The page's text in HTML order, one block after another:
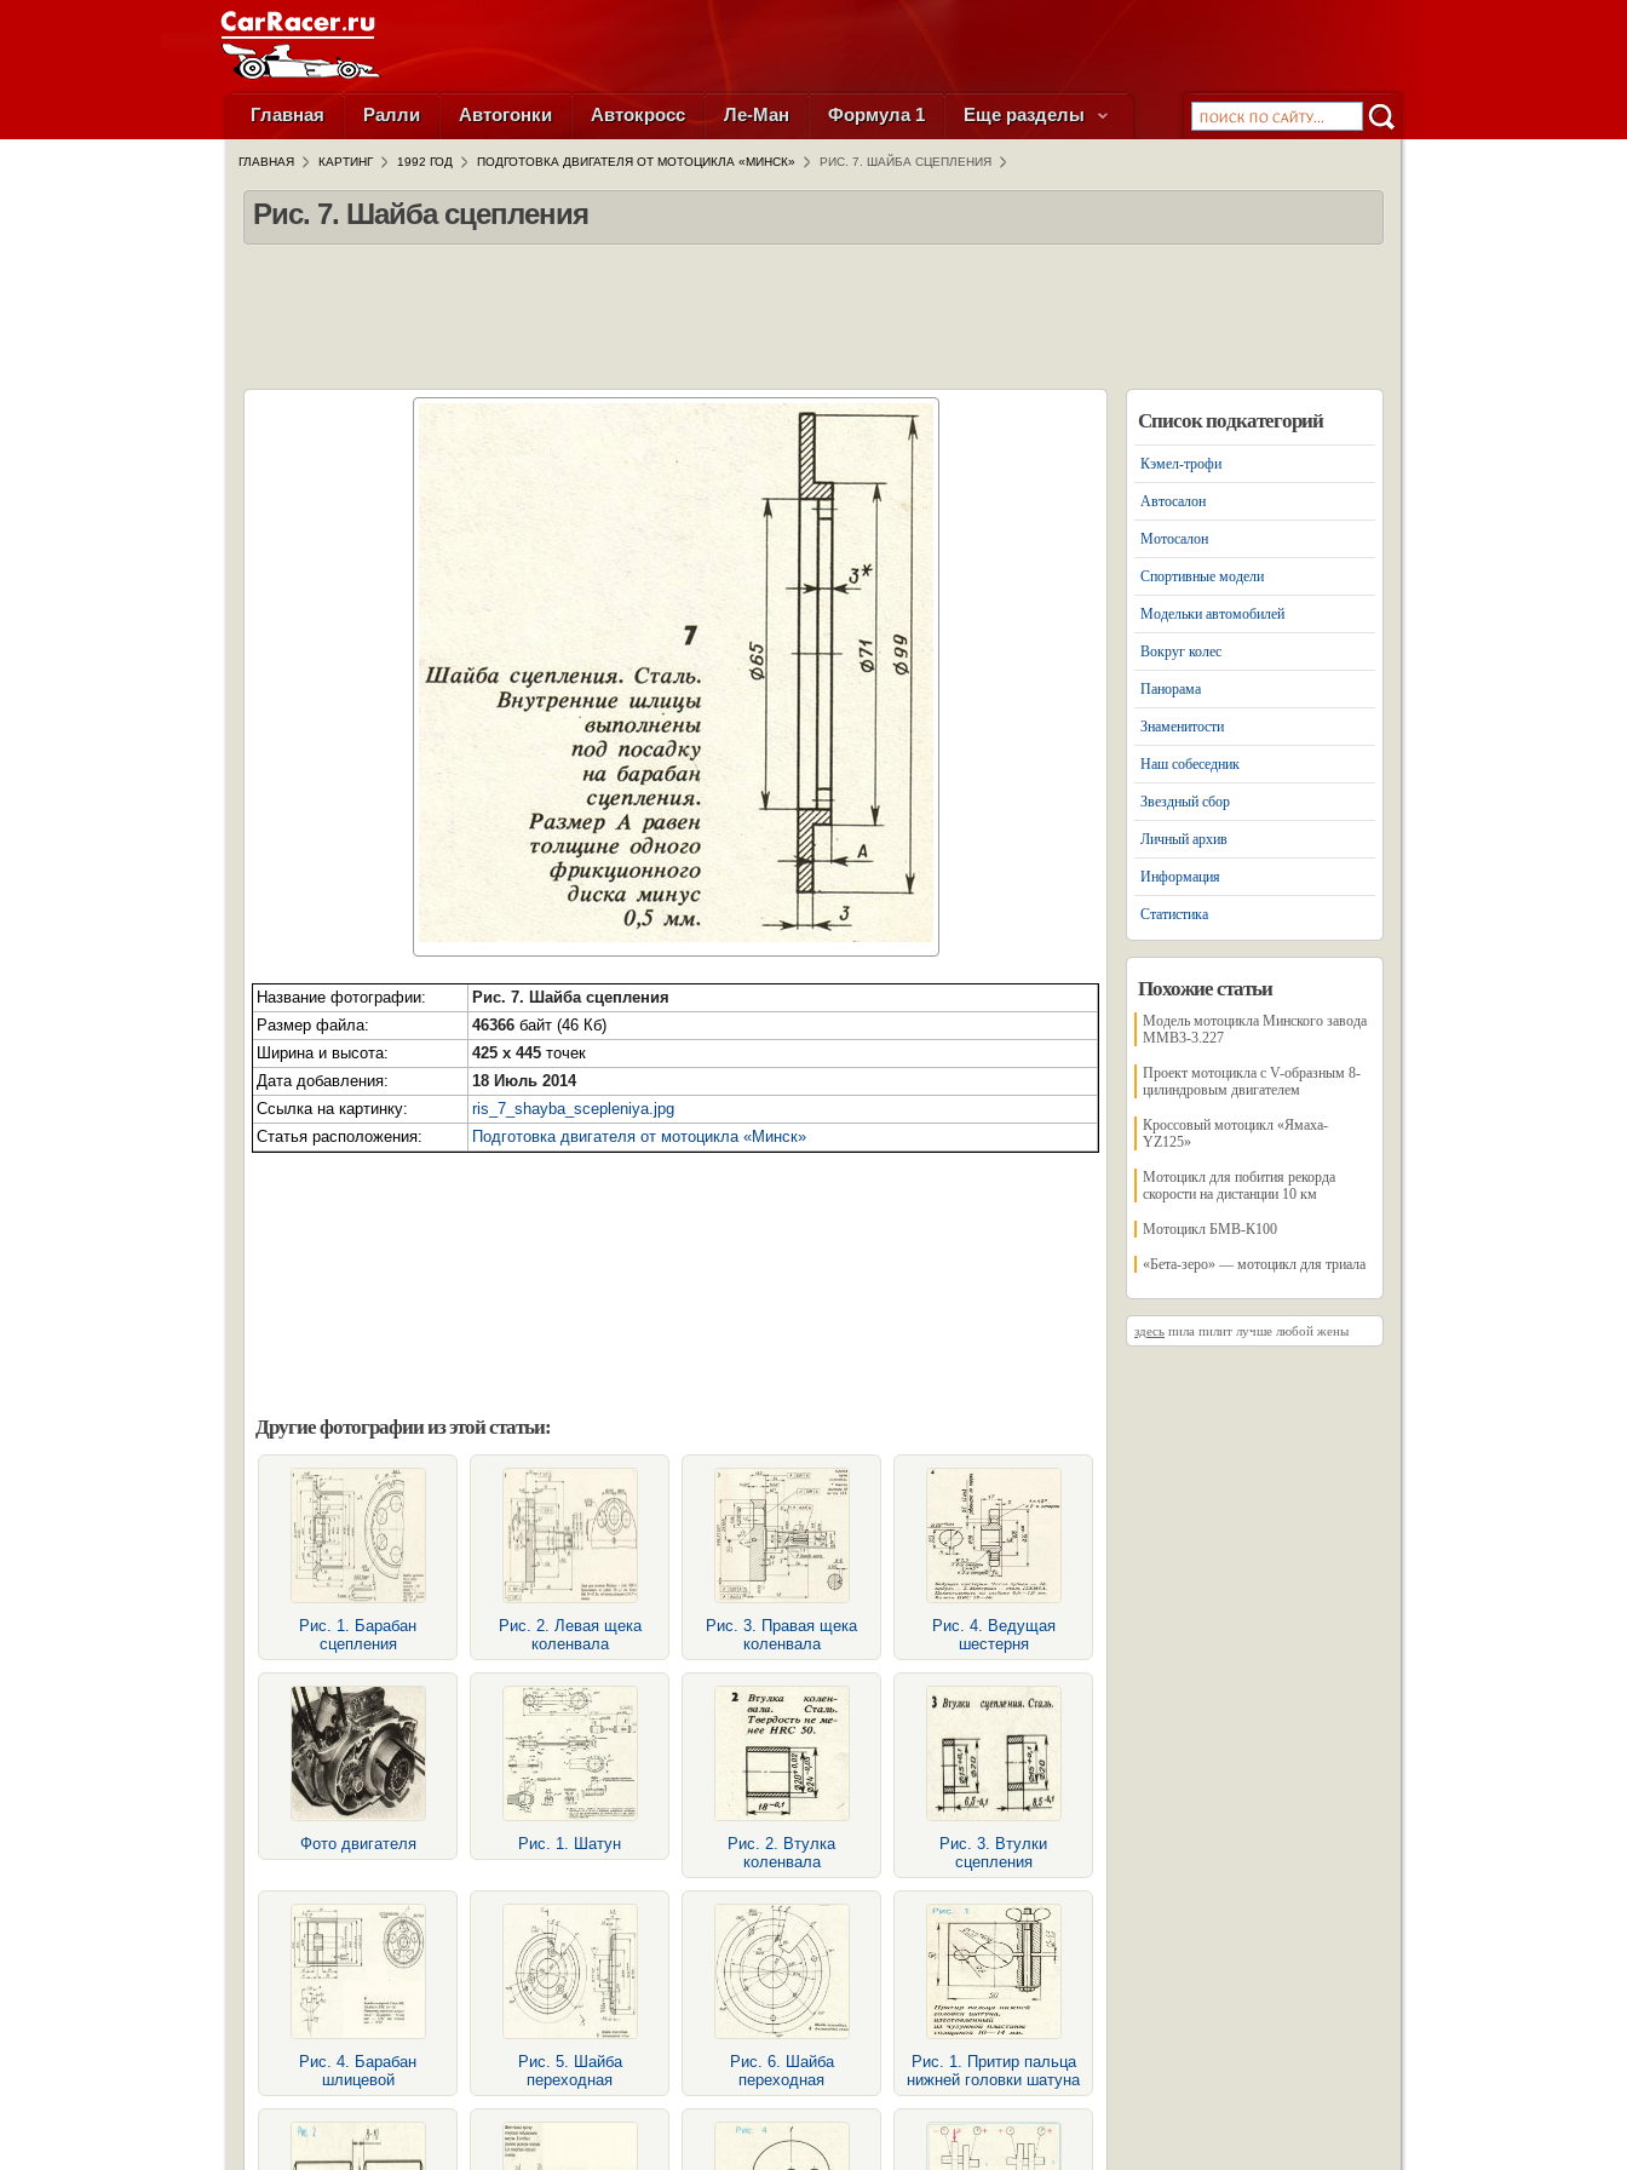
Главная Ралли Автогонки Автокросс Ле-Ман Формула 1 Еще разделы
ГЛАВНАЯ КАРТИНГ 1992 ГОД ПОДГОТОВКА ДВИГАТЕЛЯ ОТ МОТОЦИКЛА «МИНСК» РИС. 7. ШАЙБА СЦЕПЛЕНИЯ
Рис. 7. Шайба сцепления
Название фотографии:
Рис. 7. Шайба сцепления
Размер файла:
46366 байт (46 Кб)
Ширина и высота:
425 x 445 точек
Дата добавления:
18 Июль 2014
Ссылка на картинку:
ris_7_shayba_scepleniya.jpg
Статья расположения:
Подготовка двигателя от мотоцикла «Минск»
Другие фотографии из этой статьи:
Рис. 1. Барабан
сцепления
Рис. 2. Левая щека
коленвала
Рис. 3. Правая щека
коленвала
Рис. 4. Ведущая
шестерня
Фото двигателя Рис. 1. Шатун
Рис. 2. Втулка
коленвала
Рис. 3. Втулки
сцепления
Рис. 4. Барабан
шлицевой
Рис. 5. Шайба
переходная
Рис. 6. Шайба
переходная
Рис. 1. Притир пальца
нижней головки шатуна
Список подкатегорий
Кэмел-трофи
Автосалон
Мотосалон
Спортивные модели
Модельки автомобилей
Вокруг колес
Панорама
Знаменитости
Наш собеседник
Звездный сбор
Личный архив
Информация
Статистика
Похожие статьи
Модель мотоцикла Минского завода
MMB3-3.227
Проект мотоцикла с V-образным 8-
цилиндровым двигателем
Кроссовый мотоцикл «Ямаха-
YZ125»
Мотоцикл для побития рекорда
скорости на дистанции 10 км
Мотоцикл БМВ-К100
«Бета-зеро» — мотоцикл для триала
здесь пила пилит лучше любой жены